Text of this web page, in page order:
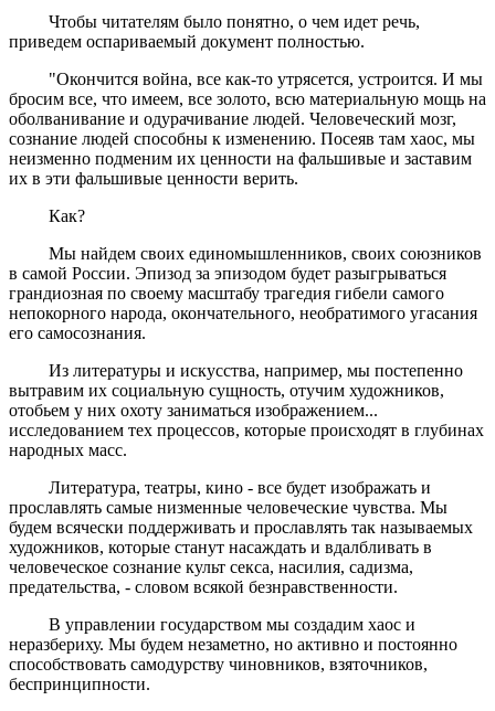
Чтобы читателям было понятно, о чем идет речь,
приведем оспариваемый документ полностью.
"Окончится война, все как-то утрясется, устроится. И мы
бросим все, что имеем, все золото, всю материальную мощь на
оболванивание и одурачивание людей. Человеческий мозг,
сознание людей способны к изменению. Посеяв там хаос, мы
неизменно подменим их ценности на фальшивые и заставим
их в эти фальшивые ценности верить.
Как?
Мы найдем своих единомышленников, своих союзников
в самой России. Эпизод за эпизодом будет разыгрываться
грандиозная по своему масштабу трагедия гибели самого
непокорного народа, окончательного, необратимого угасания
его самосознания.
Из литературы и искусства, например, мы постепенно
вытравим их социальную сущность, отучим художников,
отобьем у них охоту заниматься изображением...
исследованием тех процессов, которые происходят в глубинах
народных масс.
Литература, театры, кино - все будет изображать и
прославлять самые низменные человеческие чувства. Мы
будем всячески поддерживать и прославлять так называемых
художников, которые станут насаждать и вдалбливать в
человеческое сознание культ секса, насилия, садизма,
предательства, - словом всякой безнравственности.
В управлении государством мы создадим хаос и
неразбериху. Мы будем незаметно, но активно и постоянно
способствовать самодурству чиновников, взяточников,
беспринципности.